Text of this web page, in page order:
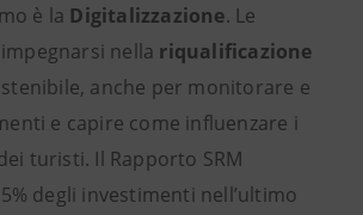
è la Digitalizzazione. Le
nella riqualificazione
anche per monitorare e
e capire come influenzare i
turisti. Il Rapporto SRM
degli investimenti nell’ultimo